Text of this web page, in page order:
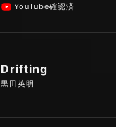
YouTube確認済
Drifting
黒田英明